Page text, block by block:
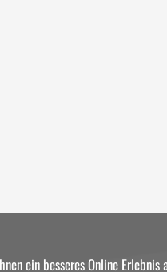
ein besseres Online